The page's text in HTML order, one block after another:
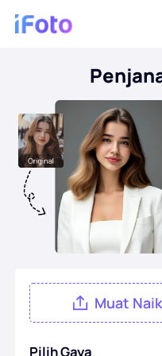
Log masuk
Editor Foto AI
Pembuang Latar
Penambah Foto
Pembuat Foto Pasport
Muat
Pilih Gaya